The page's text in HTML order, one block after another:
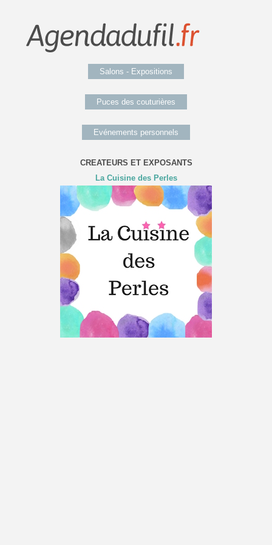
Salons - Expositions
Puces des couturières
Evénements personnels
CREATEURS ET EXPOSANTS
La Cuisine des Perles